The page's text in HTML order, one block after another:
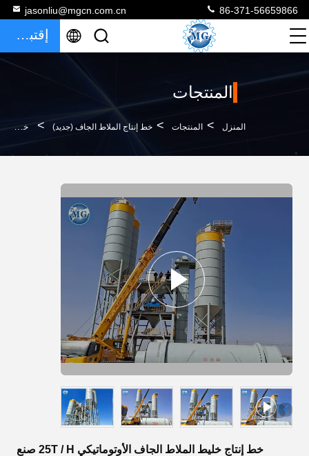
jasonliu@mgcn.com.cn 86-371-56659866
إقتباس
المنتجات
المنزل > المنتجات > خط إنتاج الملاط الجاف (جديد) > خط إنتاج خليط الملاط الجاف الأوتوماتيكي 25T / H صنع مسحوق لاصق البلاط
خط إنتاج خليط الملاط الجاف الأوتوماتيكي 25T / H صنع